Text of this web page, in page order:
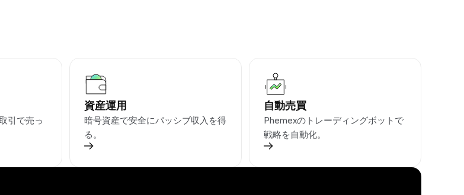
引で売っ
資産運用
暗号資産で安全にパッシブ収入を得
る。
自動売買
Phemexのトレーディングボットで
戦略を自動化。